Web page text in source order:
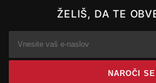
ŽELIŠ, DA TE